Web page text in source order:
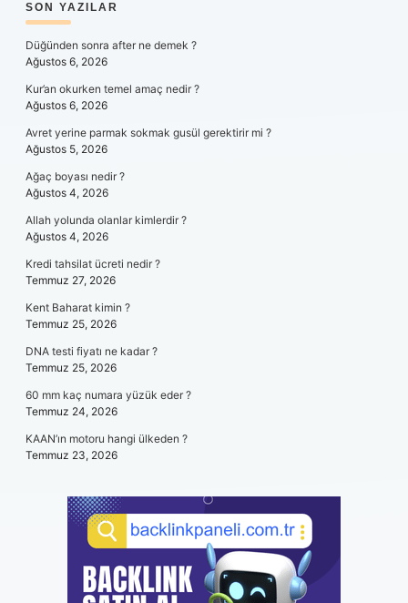
SIDEBAR
SON YAZILAR
Düğünden sonra after ne demek ?
Ağustos 6, 2026
Kur’an okurken temel amaç nedir ?
Ağustos 6, 2026
Avret yerine parmak sokmak gusül gerektirir mi ?
Ağustos 5, 2026
Ağaç boyası nedir ?
Ağustos 4, 2026
Allah yolunda olanlar kimlerdir ?
Ağustos 4, 2026
Kredi tahsilat ücreti nedir ?
Temmuz 27, 2026
Kent Baharat kimin ?
Temmuz 25, 2026
DNA testi fiyatı ne kadar ?
Temmuz 25, 2026
60 mm kaç numara yüzük eder ?
Temmuz 24, 2026
KAAN’ın motoru hangi ülkeden ?
Temmuz 23, 2026